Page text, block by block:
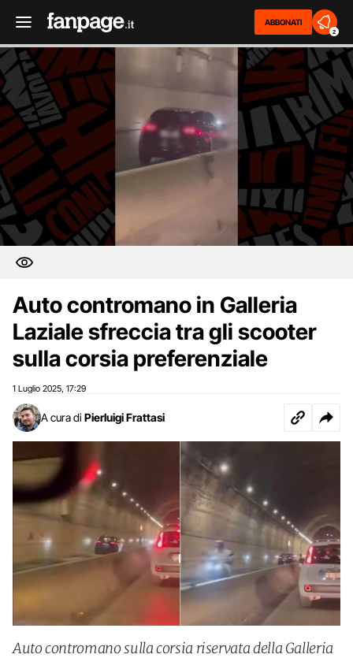
ABBONATI
2
Auto contromano in Galleria
Laziale sfreccia tra gli scooter
sulla corsia preferenziale
1 Luglio 2025 17:29
A cura di Pierluigi Frattasi
Auto contromano sulla corsia riservata della Galleria